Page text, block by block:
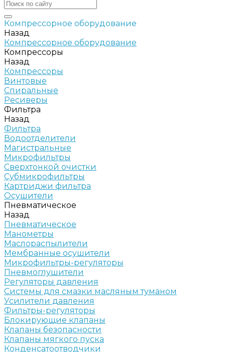
Компрессорное оборудование
Назад
Компрессорное оборудование
Компрессоры
Назад
Компрессоры
Винтовые
Спиральные
Ресиверы
Фильтра
Назад
Фильтра
Водоотделители
Магистральные
Микрофильтры
Сверхтонкой очистки
Субмикрофильтры
Картриджи фильтра
Осушители
Пневматическое
Назад
Пневматическое
Манометры
Маслораспылители
Мембранные осушители
Микрофильтры-регуляторы
Пневмоглушители
Регуляторы давления
Системы для смазки масляным туманом
Усилители давления
Фильтры-регуляторы
Блокирующие клапаны
Клапаны безопасности
Клапаны мягкого пуска
Конденсатоотводчики